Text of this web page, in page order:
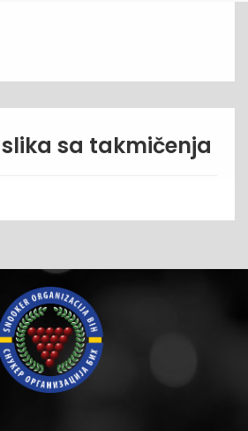
sa takmičenja